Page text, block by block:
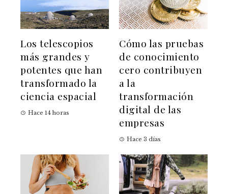
Los telescopios
más grandes y
potentes que han
transformado la
ciencia espacial
Hace 14 horas
Cómo las pruebas
de conocimiento
cero contribuyen
a la
transformación
digital de las
empresas
Hace 3 días